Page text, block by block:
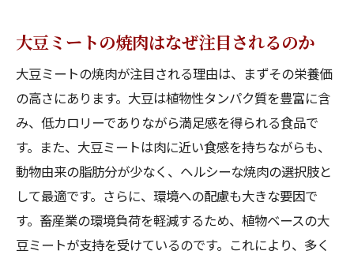
大阪府で味わう大豆ミートの新しい楽しみ
大豆ミートが示す焼肉の新しい可能性
驚きと発見が詰まった大豆ミートの焼肉
大阪で進化する焼肉文化と大豆ミート
肉好きも納得の大豆ミートの魅力に迫る
大豆ミートで焼肉の新次元を大阪府で体験しよ
う
大豆ミートがもたらす焼肉の新次元
大豆ミートの焼肉はなぜ注目されるのか
大豆ミートの焼肉が注目される理由は、まずその栄養価
の高さにあります。大豆は植物性タンパク質を豊富に含
み、低カロリーでありながら満足感を得られる食品で
す。また、大豆ミートは肉に近い食感を持ちながらも、
動物由来の脂肪分が少なく、ヘルシーな焼肉の選択肢と
して最適です。さらに、環境への配慮も大きな要因で
す。畜産業の環境負荷を軽減するため、植物ベースの大
豆ミートが支持を受けているのです。これにより、多く